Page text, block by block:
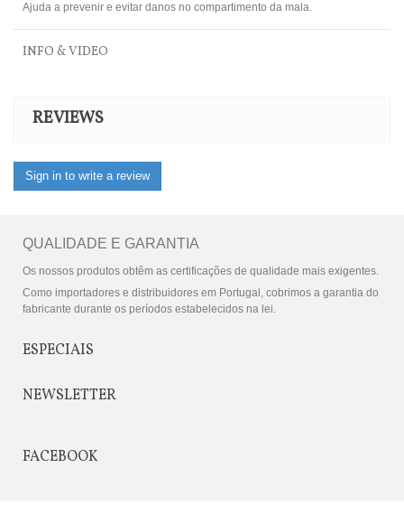
Ajuda a prevenir e evitar danos no compartimento da mala.
INFO & VIDEO
REVIEWS
Sign in to write a review
QUALIDADE E GARANTIA
Os nossos produtos obtêm as certificações de qualidade mais exigentes.
Como importadores e distribuidores em Portugal, cobrimos a garantia do
fabricante durante os períodos estabelecidos na lei.
ESPECIAIS
NEWSLETTER
FACEBOOK